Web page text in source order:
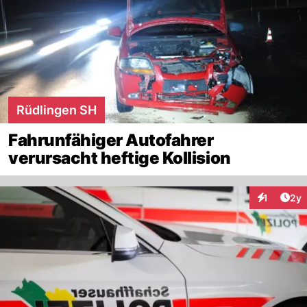
Rüdlingen SH
Fahrunfähiger Autofahrer
verursacht heftige Kollision
1 2y